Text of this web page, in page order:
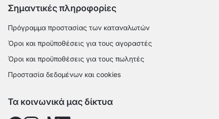
Σημαντικές πληροφορίες
Πρόγραμμα προστασίας των καταναλωτών
Όροι και προϋποθέσεις για τους αγοραστές
Όροι και προϋποθέσεις για τους πωλητές
Προστασία δεδομένων και cookies
Τα κοινωνικά μας δίκτυα